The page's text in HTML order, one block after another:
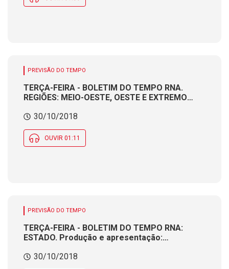
PREVISÃO DO TEMPO
TERÇA-FEIRA - BOLETIM DO TEMPO RNA.
REGIÕES: MEIO-OESTE, OESTE E EXTREMO
Meteorologista CÁTIA BRAGA
30/10/2018
OUVIR 01:11
PREVISÃO DO TEMPO
TERÇA-FEIRA - BOLETIM DO TEMPO RNA:
ESTADO. Produção e apresentação:
30/10/2018